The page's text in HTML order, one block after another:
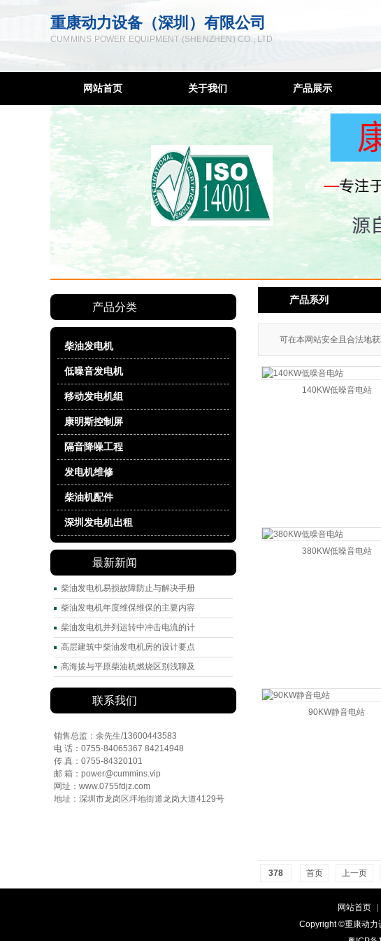
重康动力设备（深圳）有限公司
CUMMINS POWER EQUIPMENT (SHENZHEN) CO., LTD
网站首页 关于我们
联系方式
服务宗旨
售后网络
产品展示
柴油发电机
低噪音发电机
移动发电机组
康明斯控制屏
隔音降噪工程
柴油机配件
深圳发电机出租
产品分类
柴油发电机
低噪音发电机
移动发电机组
康明斯控制屏
隔音降噪工程
发电机维修
柴油机配件
深圳发电机出租
最新新闻
柴油发电机易损故障防止与解决手册
柴油发电机年度维保维保的主要内容
柴油发电机并列运转中冲击电流的计
高层建筑中柴油发电机房的设计要点
高海拔与平原柴油机燃烧区别浅聊及
联系我们
销售总监：余先生/13600443583
电 话：0755-84065367 84214948
传 真：0755-84320101
邮 箱：power@cummins.vip
网址：www.0755fdjz.com
地址：深圳市龙岗区坪地街道龙岗大道4129号
产品系列
可在本网站安全且合法地
140KW低噪音电站
380KW低噪音电站
90KW静音电站
378 首页 上一页
网站首页
Copyright ©重康动力